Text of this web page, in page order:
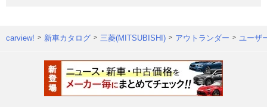
carview! 新車カタログ 三菱(MITSUBISHI) アウトランダー ユーザ